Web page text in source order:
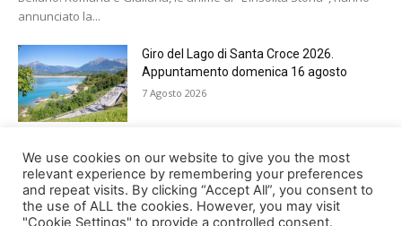
annunciato la...
Giro del Lago di Santa Croce 2026.
Appuntamento domenica 16 agosto
7 Agosto 2026
Belluno rende omaggio ai cugini
Alessandro e Andrea Bristot
6 Agosto 2026
We use cookies on our website to give you the most
relevant experience by remembering your preferences
and repeat visits. By clicking “Accept All”, you consent to
the use of ALL the cookies. However, you may visit
"Cookie Settings" to provide a controlled consent.